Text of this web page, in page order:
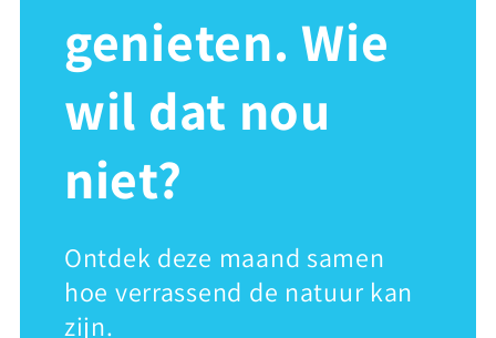
genieten. Wie
wil dat nou
niet?
Ontdek deze maand samen
hoe verrassend de natuur kan
zijn.